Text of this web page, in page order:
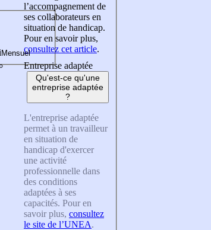
l’accompagnement de
ses collaborateurs en
situation de handicap.
Pour en savoir plus,
consultez cet article.
Entreprise adaptée
Qu'est-ce qu'une
entreprise adaptée
?
L'entreprise adaptée
permet à un travailleur
en situation de
handicap d'exercer
une activité
professionnelle dans
des conditions
adaptées à ses
capacités. Pour en
savoir plus, consultez
le site de l’UNEA.